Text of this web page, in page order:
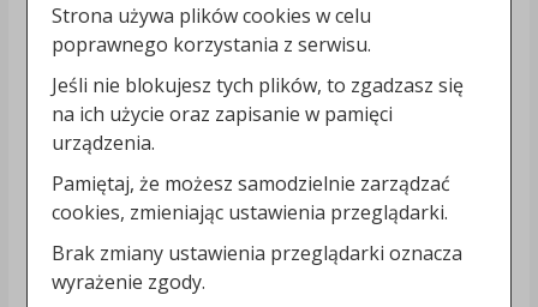
Strona używa plików cookies w celu
poprawnego korzystania z serwisu.
Jeśli nie blokujesz tych plików, to zgadzasz się
na ich użycie oraz zapisanie w pamięci
urządzenia.
Pamiętaj, że możesz samodzielnie zarządzać
cookies, zmieniając ustawienia przeglądarki.
Brak zmiany ustawienia przeglądarki oznacza
wyrażenie zgody.